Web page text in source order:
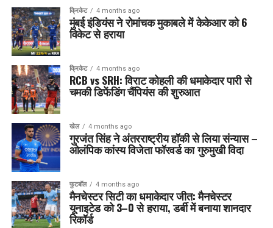
क्रिकेट 4 months ago
मुंबई इंडियंस ने रोमांचक मुकाबले में केकेआर को 6
विकेट से हराया
क्रिकेट 4 months ago
RCB vs SRH: विराट कोहली की धमाकेदार पारी से
चमकी डिफेंडिंग चैंपियंस की शुरुआत
खेल 4 months ago
गुरजंत सिंह ने अंतरराष्ट्रीय हॉकी से लिया संन्यास –
ओलंपिक कांस्य विजेता फॉरवर्ड का गुरुमुखी विदा
फुटबॉल 4 months ago
मैनचेस्टर सिटी का धमाकेदार जीत: मैनचेस्टर
यूनाइटेड को 3–0 से हराया, डर्बी में बनाया शानदार
रिकॉर्ड